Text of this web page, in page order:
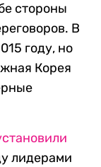
стороны
В
году, но
Корея
лидерами